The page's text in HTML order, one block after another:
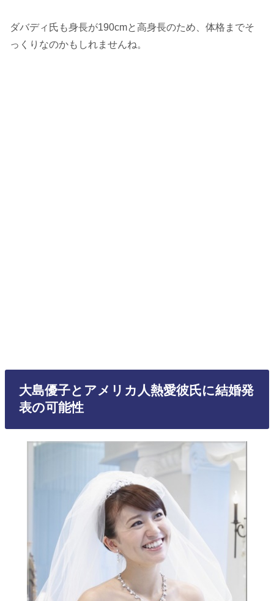
ダバディ氏も身長が190cmと高身長のため、体格までそ
っくりなのかもしれませんね。
大島優子とアメリカ人熱愛彼氏に結婚発
表の可能性